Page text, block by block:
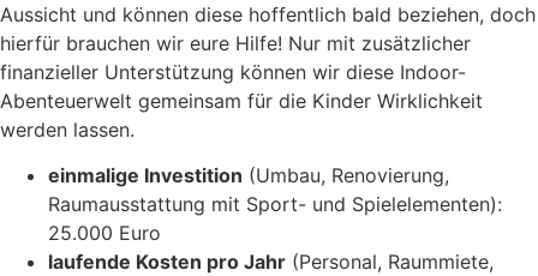
Aussicht und können diese hoffentlich bald beziehen, doch
hierfür brauchen wir eure Hilfe! Nur mit zusätzlicher
finanzieller Unterstützung können wir diese Indoor-
Abenteuerwelt gemeinsam für die Kinder Wirklichkeit
werden lassen.
einmalige Investition (Umbau, Renovierung,
Raumausstattung mit Sport- und Spielelementen):
25.000 Euro
laufende Kosten pro Jahr (Personal, Raummiete,